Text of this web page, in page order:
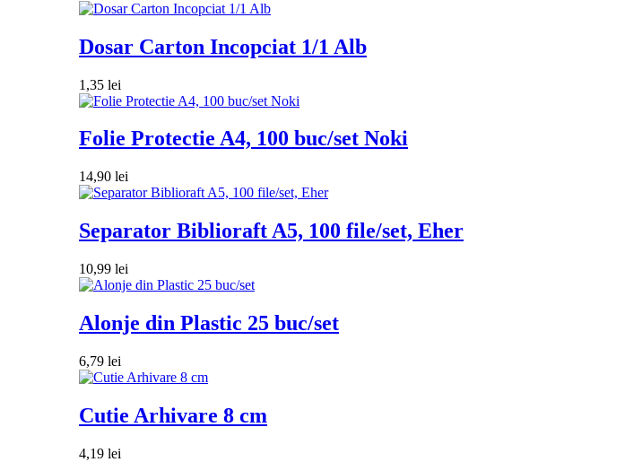
Dosar Carton Incopciat 1/1 Alb
1,35 lei
Folie Protectie A4, 100 buc/set Noki
14,90 lei
Separator Biblioraft A5, 100 file/set, Eher
10,99 lei
Alonje din Plastic 25 buc/set
6,79 lei
Cutie Arhivare 8 cm
4,19 lei